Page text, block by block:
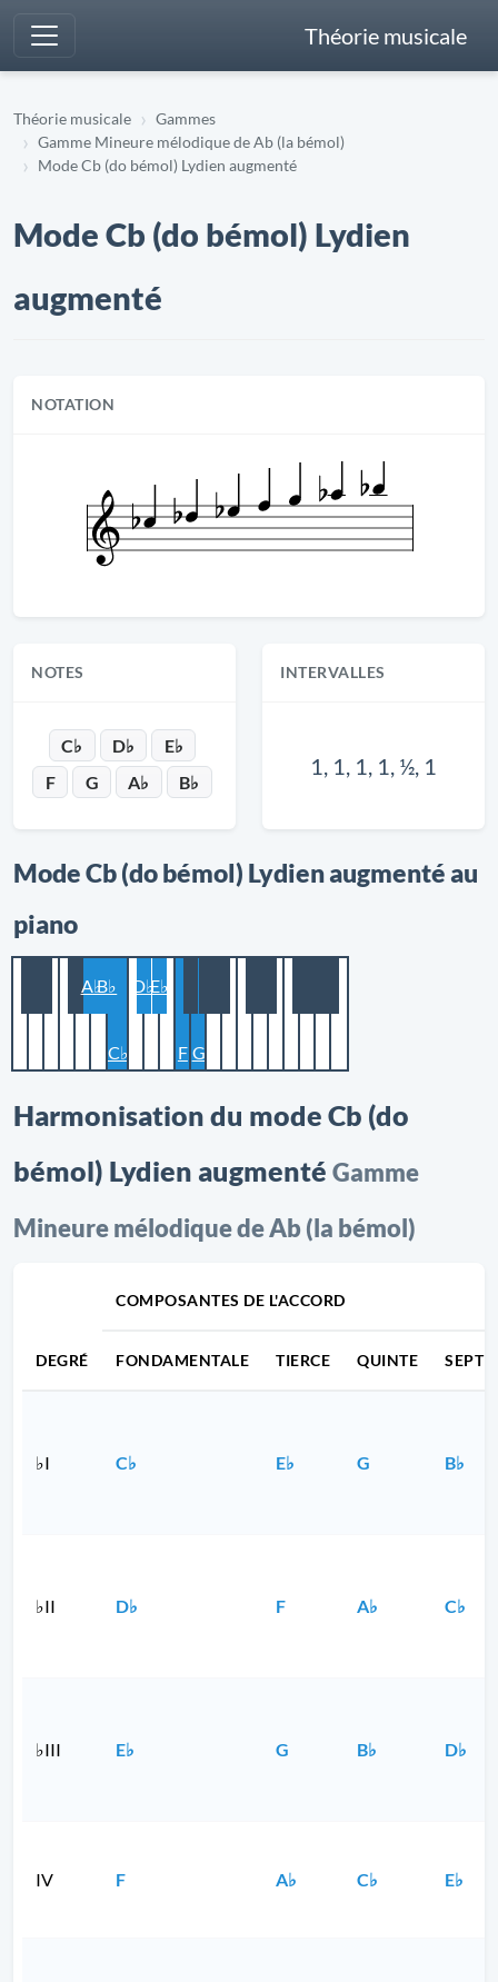
Théorie musicale
Théorie musicale
Gammes
Gamme Mineure mélodique de Ab (la bémol)
Mode Cb (do bémol) Lydien augmenté
Mode Cb (do bémol) Lydien
augmenté
NOTATION
NOTES
C♭ D♭
E♭
F
G A♭ B♭
INTERVALLES
1, 1, 1, 1, ½, 1
Mode Cb (do bémol) Lydien augmenté au
piano
A♭B♭
C♭
D♭E♭
F G
Harmonisation du mode Cb (do
bémol) Lydien augmenté Gamme
Mineure mélodique de Ab (la bémol)
DEGRÉ
COMPOSANTES DE L'ACCORD
FONDAMENTALE TIERCE QUINTE
♭I C♭ E♭ G B♭
♭II D♭ F A♭ C♭
♭III E♭ G B♭ D♭
IV F A♭ C♭ E♭